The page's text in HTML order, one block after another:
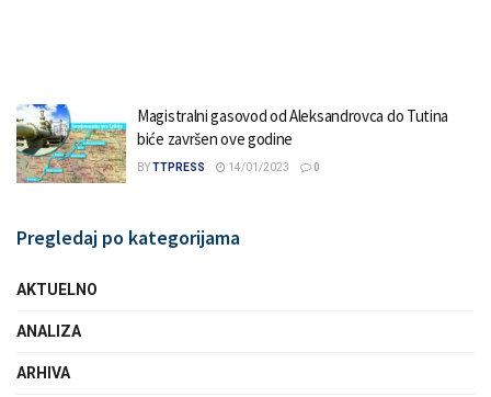
Magistralni gasovod od Aleksandrovca do Tutina
biće završen ove godine
BYTTPRESS 14/01/2023 0
Pregledaj po kategorijama
AKTUELNO
ANALIZA
ARHIVA